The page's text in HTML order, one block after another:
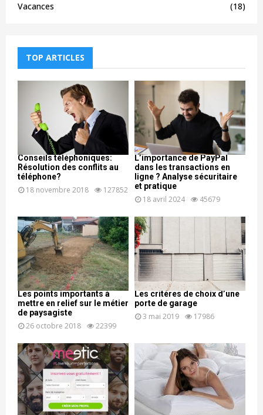
Vacances
(18)
TOP ARTICLES
Conseils téléphoniques:
Résolution des conflits au
téléphone?
18 novembre 2018 127852
L’importance de PayPal
dans les transactions en
ligne ? Analyse sécuritaire
et pratique
18 avril 2024 45679
Les points importants à
mettre en relief sur le métier
de paysagiste
26 octobre 2018 22399
Les critères de choix d’une
porte de garage
3 mai 2019 17986